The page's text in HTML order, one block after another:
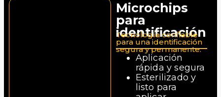
Microchips
para
identificación
Tecnología confiable
para una identificación
segura y permanente.
Aplicación
rápida y segura
Esterilizado y
listo para